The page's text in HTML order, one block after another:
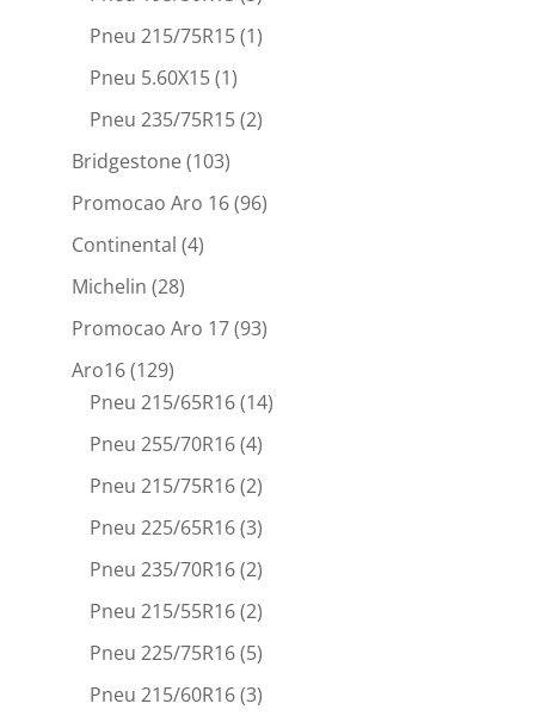
Pneu 215/75R15(1)
Pneu 5.60X15(1)
Pneu 235/75R15(2)
Bridgestone(103)
Promocao Aro 16(96)
Continental (4)
Michelin (28)
Promocao Aro 17(93)
Aro16(129)
Pneu 215/65R16(14)
Pneu 255/70R16(4)
Pneu 215/75R16(2)
Pneu 225/65R16(3)
Pneu 235/70R16(2)
Pneu 215/55R16(2)
Pneu 225/75R16(5)
Pneu 215/60R16(3)